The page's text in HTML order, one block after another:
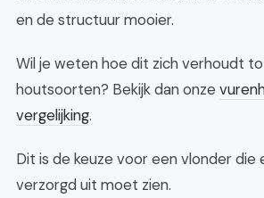
en de structuur mooier.
Wil je weten hoe dit zich verhoudt
houtsoorten? Bekijk dan onze
vergelijking.
Dit is de keuze voor een vlonder die
verzorgd uit moet zien.